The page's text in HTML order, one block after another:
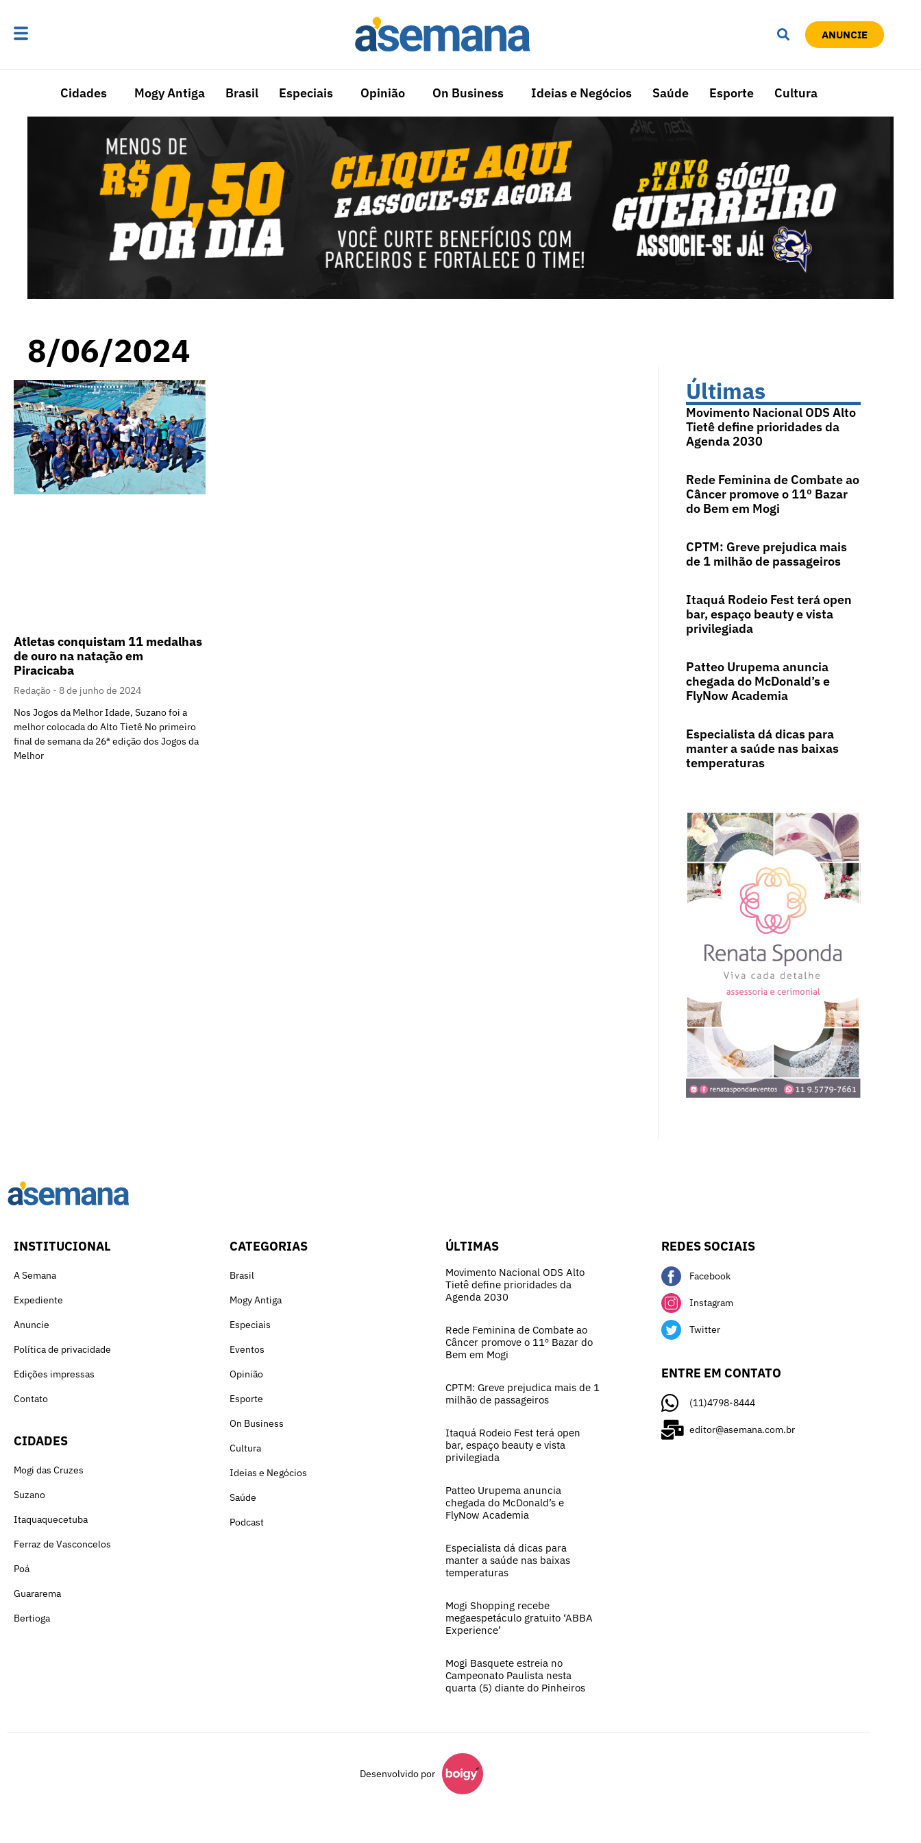
ANUNCIE
Cidades Mogy Antiga Brasil Especiais Opinião On Business Ideias e Negócios Saúde Esporte Cultura
8/06/2024
Atletas conquistam 11 medalhas
de ouro na natação em
Piracicaba
Redação
8 de junho de 2024
Nos Jogos da Melhor Idade, Suzano foi a
melhor colocada do Alto Tietê No primeiro
final de semana da 26ª edição dos Jogos da
Melhor
Últimas
Movimento Nacional ODS Alto
Tietê define prioridades da
Agenda 2030
Rede Feminina de Combate ao
Câncer promove o 11º Bazar
do Bem em Mogi
CPTM: Greve prejudica mais
de 1 milhão de passageiros
Itaquá Rodeio Fest terá open
bar, espaço beauty e vista
privilegiada
Patteo Urupema anuncia
chegada do McDonald’s e
FlyNow Academia
Especialista dá dicas para
manter a saúde nas baixas
temperaturas
INSTITUCIONAL
A Semana
Expediente
Anuncie
Política de privacidade
Edições impressas
Contato
CIDADES
Mogi das Cruzes
Suzano
Itaquaquecetuba
Ferraz de Vasconcelos
Poá
Guararema
Bertioga
CATEGORIAS
Brasil
Mogy Antiga
Especiais
Eventos
Opinião
Esporte
On Business
Cultura
Ideias e Negócios
Saúde
Podcast
ÚLTIMAS
Movimento Nacional ODS Alto
Tietê define prioridades da
Agenda 2030
Rede Feminina de Combate ao
Câncer promove o 11º Bazar do
Bem em Mogi
CPTM: Greve prejudica mais de 1
milhão de passageiros
Itaquá Rodeio Fest terá open
bar, espaço beauty e vista
privilegiada
Patteo Urupema anuncia
chegada do McDonald’s e
FlyNow Academia
Especialista dá dicas para
manter a saúde nas baixas
temperaturas
Mogi Shopping recebe
megaespetáculo gratuito ‘ABBA
Experience’
Mogi Basquete estreia no
Campeonato Paulista nesta
quarta (5) diante do Pinheiros
REDES SOCIAIS
Facebook
Instagram
Twitter
ENTRE EM CONTATO
(11)4798-8444
editor@asemana.com.br
Desenvolvido por